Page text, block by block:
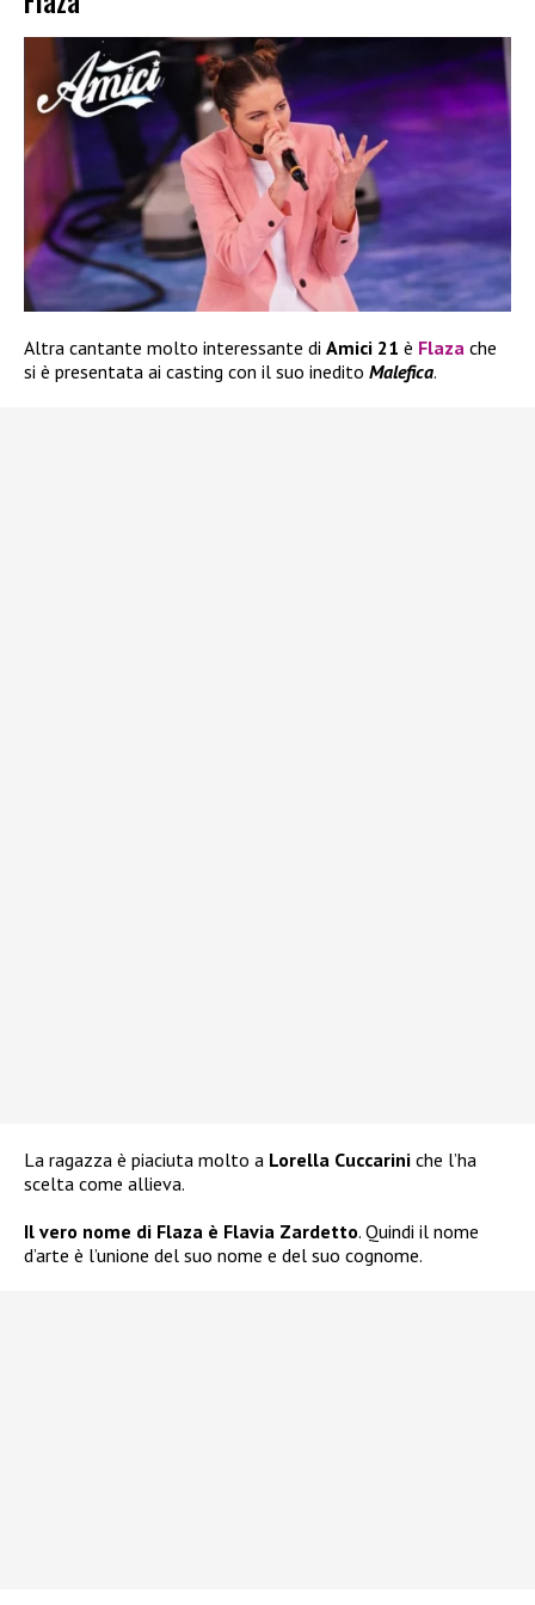
Altra cantante molto interessante di Amici 21 è Flaza che
si è presentata ai casting con il suo inedito Malefica.
La ragazza è piaciuta molto a Lorella Cuccarini che l’ha
scelta come allieva.
Il vero nome di Flaza è Flavia Zardetto. Quindi il nome
d’arte è l’unione del suo nome e del suo cognome.